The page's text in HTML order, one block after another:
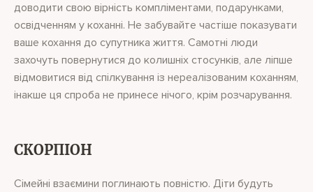
доводити свою вірність компліментами, подарунками,
освідченням у коханні. Не забувайте частіше показувати
ваше кохання до супутника життя. Самотні люди
захочуть повернутися до колишніх стосунків, але ліпше
відмовитися від спілкування із нереалізованим коханням,
інакше ця спроба не принесе нічого, крім розчарування.
СКОРПІОН
Сімейні взаємини поглинають повністю. Діти будуть